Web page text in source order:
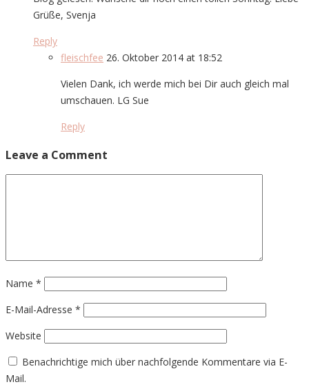
Grüße, Svenja
Reply
fleischfee 26. Oktober 2014 at 18:52
Vielen Dank, ich werde mich bei Dir auch gleich mal
umschauen. LG Sue
Reply
Leave a Comment
Name *
E-Mail-Adresse *
Website
Benachrichtige mich über nachfolgende Kommentare via E-
Mail.